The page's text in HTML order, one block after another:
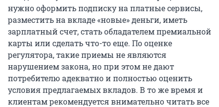
нужно оформить подписку на платные сервисы,
разместить на вкладе «новые» деньги, иметь
зарплатный счет, стать обладателем премиальной
карты или сделать что-то еще. По оценке
регулятора, такие приемы не являются
нарушением закона, но при этом не дают
потребителю адекватно и полностью оценить
условия предлагаемых вкладов. В то же время и
клиентам рекомендуется внимательно читать все